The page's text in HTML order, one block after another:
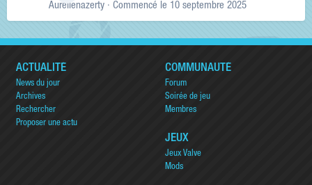
Aurelienazerty · Commencé le 10 septembre 2025
ACTUALITÉ
News du jour
Archives
Rechercher
Proposer une actu
COMMUNAUTÉ
Forum
Soirée de jeu
Membres
JEUX
Jeux Valve
Mods